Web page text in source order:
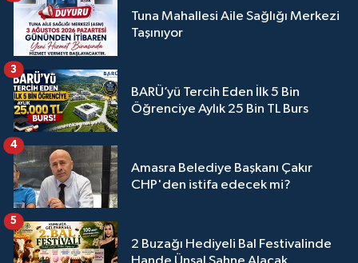
Tuna Mahallesi Aile Sağlığı Merkezi
Taşınıyor
BARÜ’yü Tercih Eden İlk 5 Bin
Öğrenciye Aylık 25 Bin TL Burs
3
Amasra Belediye Başkanı Çakır
CHP'den istifa edecek mi?
4
2 Buzağı Hediyeli Bal Festivalinde
5